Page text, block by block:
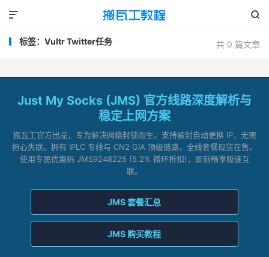


共 0 篇文章
标签：Vultr Twitter任务
Just My Socks (JMS) 官方线路深度解析与
稳定上网方案
搬瓦工官方出品，专为解决网络封锁而生。支持被封自动更换 IP，无需
担心失联。拥有 IPLC 专线与 CN2 GIA 顶级链路，全线套餐现货在售。
使用专属优惠码 JMS9248225 (5.2% 循环折扣)，即刻畅享极速互
联。
JMS 套餐汇总
JMS 购买教程